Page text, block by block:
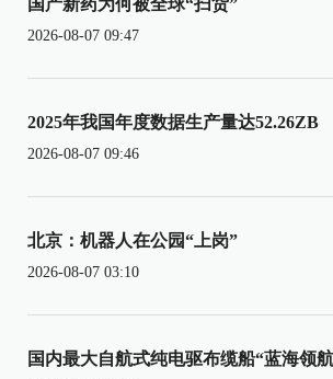
2026-08-07 09:47
2025年我国年度数据生产量达52.26ZB
2026-08-07 09:46
北京：机器人在公园“上岗”
2026-08-07 03:10
国内最大自航式纯电驱布缆船“蓝海领